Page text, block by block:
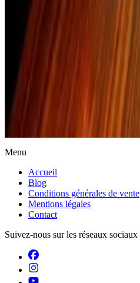
Menu
Accueil
Blog
Conditions générales de vente
Mentions légales
Contact
Suivez-nous sur les réseaux sociaux